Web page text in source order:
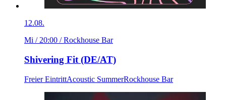
12.08.
Mi / 20:00 / Rockhouse Bar
Shivering Fit (DE/AT)
Freier EintrittAcoustic SummerRockhouse Bar